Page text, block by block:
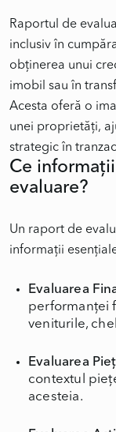
Raportul de
inclusiv în
obținerea unui
imobil sau în
Acesta oferă o
unei proprietăți,
Ce
evaluare?
Un raport de
Evaluarea
performanței
veniturile,
Evaluarea
contextul
acesteia.